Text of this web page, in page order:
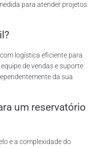
para atender projetos
logística eficiente para
de vendas e suporte
da sua
um reservatório
e a complexidade do